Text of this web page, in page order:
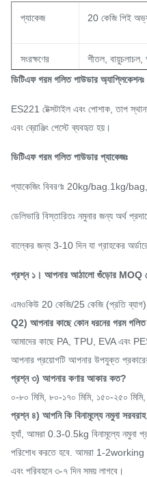
গলন সূচক ASTM D-1238
(স্তর)
ওয়াশিং প্রতিরোধের ৬০°সি
৯০ ডিগ্রি
প্যাকেজ 20 কেজি পিই
সংরক্ষণের
শর্তাবলী
শীতল, বায়ুচলাচল,
করুন।
ডিটিএফ গরম গলিত পাউডার অ্যাপ্লিকেশনঃ
ES221 টেক্সটাইল এবং পোশাক, তাপ
এবং ব্রোঞ্জিং পেস্টে ব্যবহৃত হয়।
ডিটিএফ গরম গলিত পাউডার প্যাকেজঃ
প্যাকেজিং বিবরণঃ 20kg/bag.1kg/
ডেলিভারি বিস্তারিতঃ নমুনার জন্য অর্থ
বাল্কের জন্য 3-10 দিন যা গ্রাহকের
প্রশ্ন ১। আপনার আঠালো গুঁড়োর MOQ
এমওকিউ 20 কেজি/25 কেজি (প্রতি ব্যাগ)
Q2) আপনার কাছে কোন ধরনের গরম
আমাদের কাছে PA, TPU, EVA এবং
আপনার প্রয়োগটি আপনার উপযুক্ত
প্রশ্ন ৩) আপনার কণার আকার কত?
০-৮০ মিমি, ৮০-১৭০ মিমি, ১৫০-২৫০
প্রশ্ন ৪) আপনি কি বিনামূল্যে নমুনা
হ্যাঁ, আমরা 0.3-0.5kg বিনামূল্যে নমুনা
পরিশোধ করতে হবে. আমরা 1-2working
এবং পরিবহনে ৩-৭ দিন সময় লাগবে।